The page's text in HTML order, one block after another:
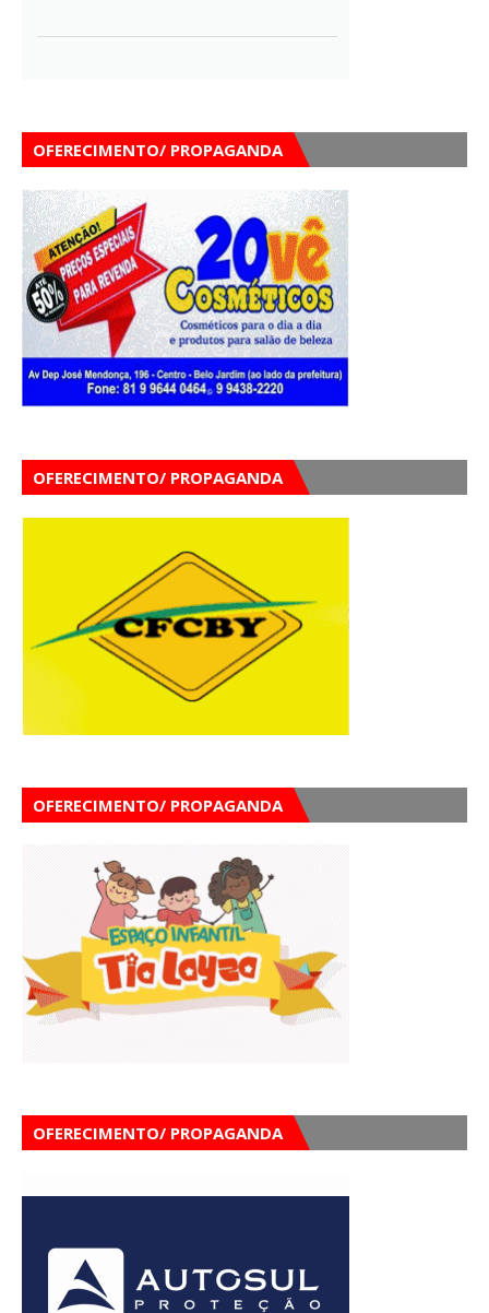
OFERECIMENTO/ PROPAGANDA
OFERECIMENTO/ PROPAGANDA
OFERECIMENTO/ PROPAGANDA
OFERECIMENTO/ PROPAGANDA